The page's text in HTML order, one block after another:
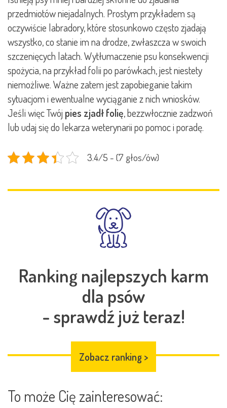
przedmiotów niejadalnych. Prostym przykładem są
oczywiście labradory, które stosunkowo często zjadają
wszystko, co stanie im na drodze, zwłaszcza w swoich
szczenięcych latach. Wytłumaczenie psu konsekwencji
spożycia, na przykład folii po parówkach, jest niestety
niemożliwe. Ważne zatem jest zapobieganie takim
sytuacjom i ewentualne wyciąganie z nich wniosków.
Jeśli więc Twój pies zjadł folię, bezzwłocznie zadzwoń
lub udaj się do lekarza weterynarii po pomoc i poradę.
3.4/5 - (7 głos/ów)
Ranking najlepszych karm
dla psów
- sprawdź już teraz!
Zobacz ranking >
To może Cię zainteresować: